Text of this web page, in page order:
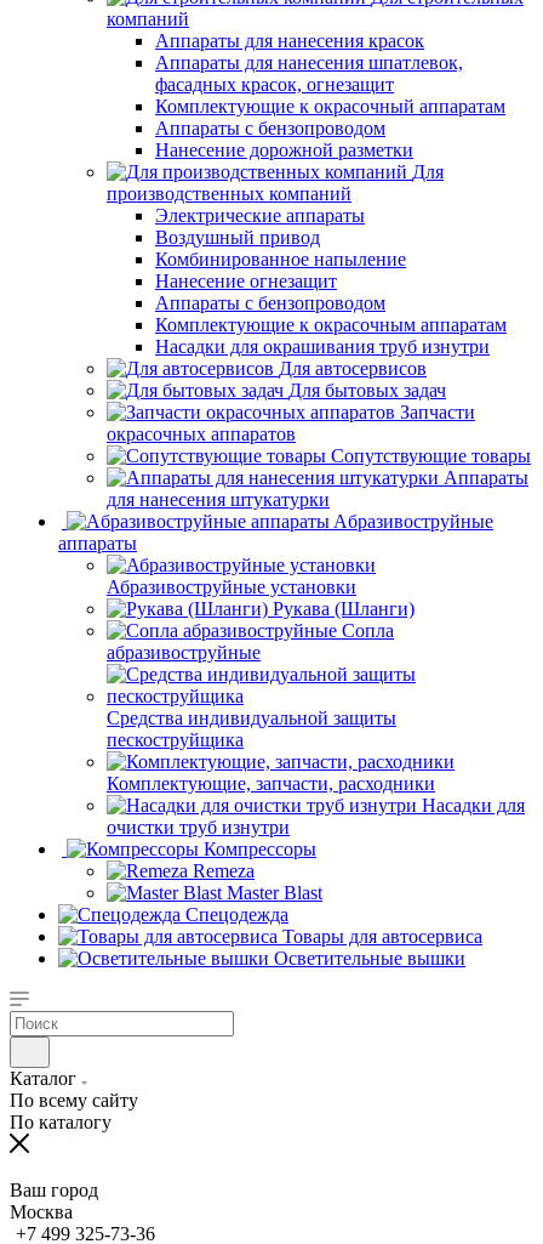
компаний
Аппараты для нанесения красок
Аппараты для нанесения шпатлевок,
фасадных красок, огнезащит
Комплектующие к окрасочный аппаратам
Аппараты с бензопроводом
Нанесение дорожной разметки
Для
производственных компаний
Электрические аппараты
Воздушный привод
Комбинированное напыление
Нанесение огнезащит
Аппараты с бензопроводом
Комплектующие к окрасочным аппаратам
Насадки для окрашивания труб изнутри
Для автосервисов
Для бытовых задач
Запчасти
окрасочных аппаратов
Сопутствующие товары
Аппараты
для нанесения штукатурки
Aбразивоструйные
аппараты
Абразивоструйные установки
Рукава (Шланги)
Сопла
абразивоструйные
Средства индивидуальной защиты
пескоструйщика
Комплектующие, запчасти, расходники
Насадки для
очистки труб изнутри
Компрессоры
Remeza
Master Blast
Спецодежда
Товары для автосервиса
Осветительные вышки
Каталог
По всему сайту
По каталогу
Ваш город
Москва
+7 499 325-73-36